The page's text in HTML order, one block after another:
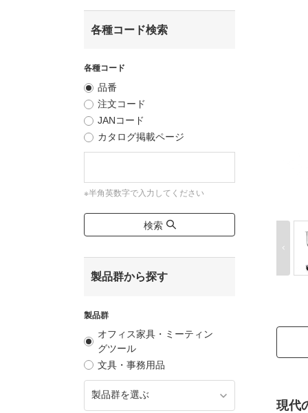
各種コード検索
各種コード
品番
注文コード
JANコード
カタログ掲載ページ
※半角英数字で入力してください
検索
製品群から探す
製品群
オフィス家具・ミーティン
グツール
文具・事務用品
製品群を選ぶ
現代